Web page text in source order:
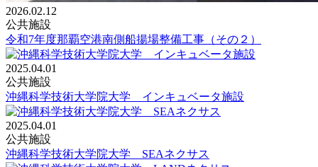
2026.02.12
公共施設
令和7年度那覇空港南側船揚場整備工事（その２）
2025.04.01
公共施設
沖縄科学技術大学院大学 インキュベータ施設
2025.04.01
公共施設
沖縄科学技術大学院大学 SEAネクサス